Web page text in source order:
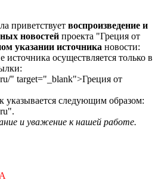
приветствует воспроизведение и
новостей проекта "Греция от
указании источника новости:
источника осуществляется только в
" target="_blank">Греция от
указывается следующим образом:
и уважение к нашей работе.